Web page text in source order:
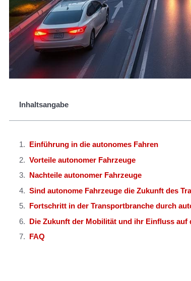
Inhaltsangabe
Einführung in die autonomes Fahren
Vorteile autonomer Fahrzeuge
Nachteile autonomer Fahrzeuge
Sind autonome Fahrzeuge die Zukunft des
Fortschritt in der Transportbranche durch
Die Zukunft der Mobilität und ihr Einfluss auf
FAQ